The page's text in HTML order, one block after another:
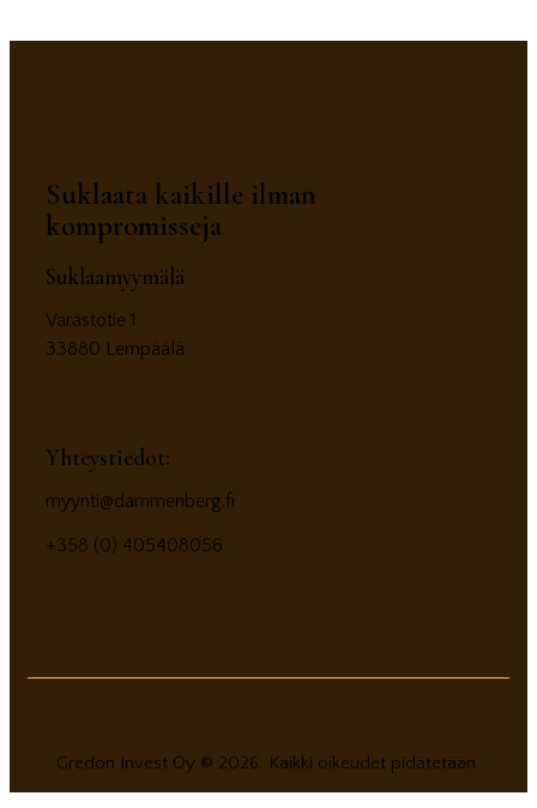
Suklaata kaikille ilman
kompromisseja
Suklaamyymälä
Varastotie 1
33880 Lempäälä
Yhteystiedot:
myynti@dammenberg.fi
+358 (0) 405408056
Gredon Invest Oy © 2026. Kaikki oikeudet pidätetään.